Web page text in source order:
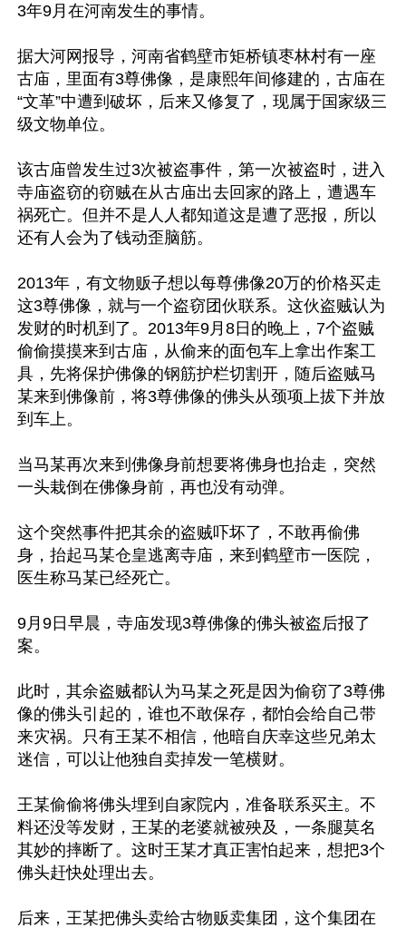
3年9月在河南发生的事情。
据大河网报导，河南省鹤壁市矩桥镇枣林村有一座
古庙，里面有3尊佛像，是康熙年间修建的，古庙在
“文革”中遭到破坏，后来又修复了，现属于国家级三
级文物单位。
该古庙曾发生过3次被盗事件，第一次被盗时，进入
寺庙盗窃的窃贼在从古庙出去回家的路上，遭遇车
祸死亡。但并不是人人都知道这是遭了恶报，所以
还有人会为了钱动歪脑筋。
2013年，有文物贩子想以每尊佛像20万的价格买走
这3尊佛像，就与一个盗窃团伙联系。这伙盗贼认为
发财的时机到了。2013年9月8日的晚上，7个盗贼
偷偷摸摸来到古庙，从偷来的面包车上拿出作案工
具，先将保护佛像的钢筋护栏切割开，随后盗贼马
某来到佛像前，将3尊佛像的佛头从颈项上拔下并放
到车上。
当马某再次来到佛像身前想要将佛身也抬走，突然
一头栽倒在佛像身前，再也没有动弹。
这个突然事件把其余的盗贼吓坏了，不敢再偷佛
身，抬起马某仓皇逃离寺庙，来到鹤壁市一医院，
医生称马某已经死亡。
9月9日早晨，寺庙发现3尊佛像的佛头被盗后报了
案。
此时，其余盗贼都认为马某之死是因为偷窃了3尊佛
像的佛头引起的，谁也不敢保存，都怕会给自己带
来灾祸。只有王某不相信，他暗自庆幸这些兄弟太
迷信，可以让他独自卖掉发一笔横财。
王某偷偷将佛头埋到自家院内，准备联系买主。不
料还没等发财，王某的老婆就被殃及，一条腿莫名
其妙的摔断了。这时王某才真正害怕起来，想把3个
佛头赶快处理出去。
后来，王某把佛头卖给古物贩卖集团，这个集团在